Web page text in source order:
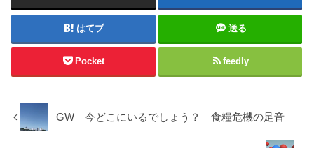
はてブ 送る
Pocket feedly
GW 今どこにいるでしょう？ 食糧危機の足音